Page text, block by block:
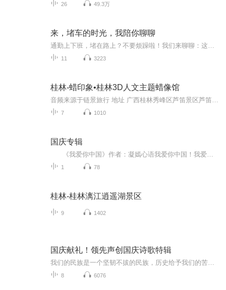
26 49.3万
来，堵车的时光，我陪你聊聊
11 3223
桂林-蜡印象•桂林3D人文主题蜡像馆
7 1010
国庆专辑
1 78
桂林-桂林漓江逍遥湖景区
9 1402
国庆献礼！领先声创国庆诗歌特辑
8 6076